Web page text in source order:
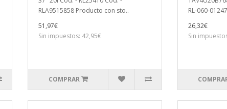
RLA9515858 Producto con sto..
51,97€
Sin impuestos: 42,95€
COMPRAR
RL-060-
26,32€
Sin